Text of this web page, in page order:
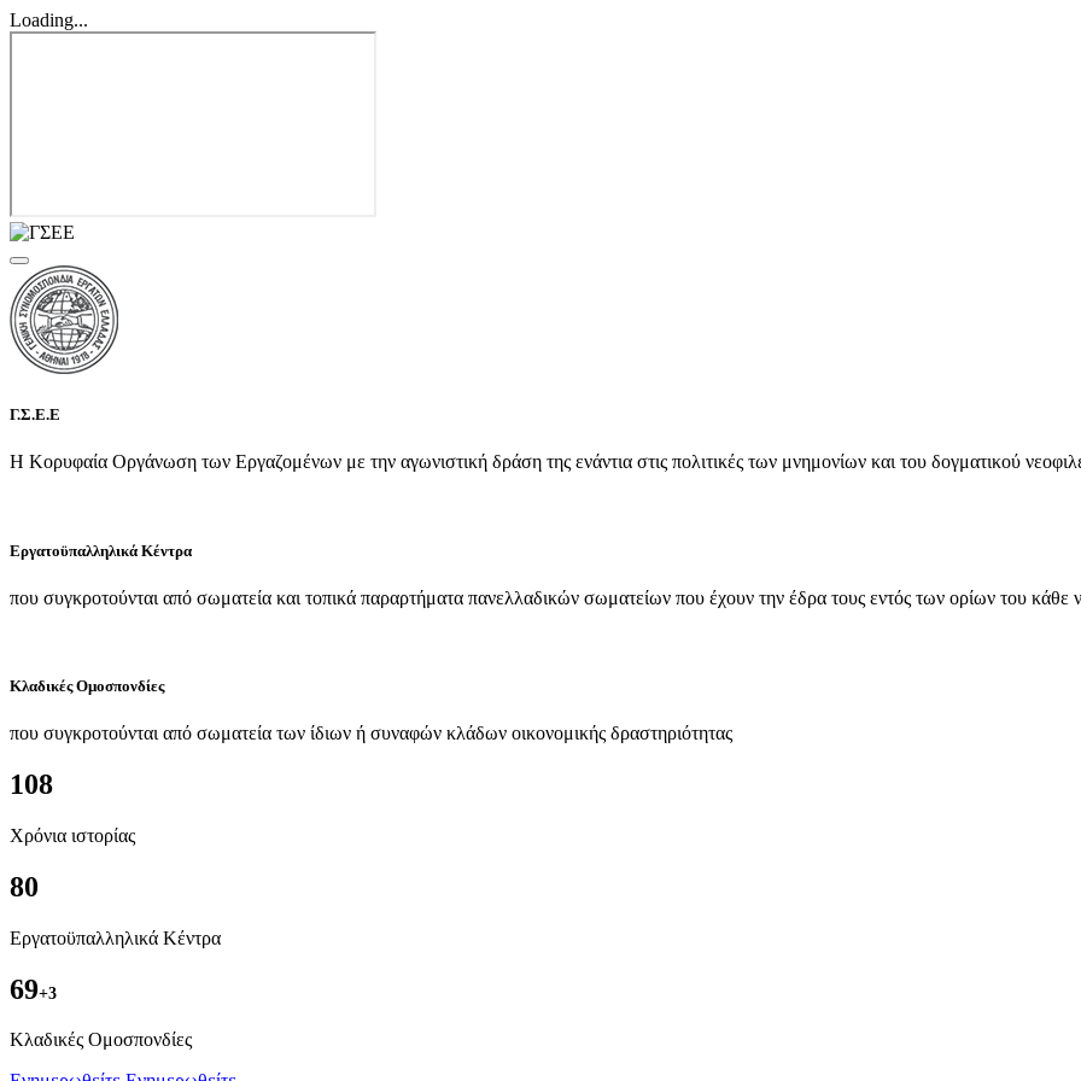
Loading...
Γ.Σ.Ε.Ε
Η Κορυφαία Οργάνωση των Εργαζομένων με την αγωνιστική δράση της ενάντια στις πολιτικές των μνημονίων και του δογματικού
Εργατοϋπαλληλικά Κέντρα
που συγκροτούνται από σωματεία και τοπικά παραρτήματα πανελλαδικών σωματείων που έχουν την έδρα τους εντός των ορίων του κάθε
Κλαδικές Ομοσπονδίες
που συγκροτούνται από σωματεία των ίδιων ή συναφών κλάδων οικονομικής δραστηριότητας
108
Χρόνια ιστορίας
80
Εργατοϋπαλληλικά Κέντρα
69+3
Kλαδικές Ομοσπονδίες